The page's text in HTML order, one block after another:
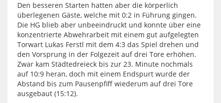
Den besseren Starten hatten aber die körperlich
überlegenen Gäste, welche mit 0:2 in Führung gingen.
Die HG blieb aber unbeeindruckt und konnte über eine
konzentrierte Abwehrarbeit mit einem gut aufgelegten
Torwart Lukas Ferstl mit dem 4:3 das Spiel drehen und
den Vorsprung in der Folgezeit auf drei Tore erhöhen.
Zwar kam Städtedreieck bis zur 23. Minute nochmals
auf 10:9 heran, doch mit einem Endspurt wurde der
Abstand bis zum Pausenpfiff wiederum auf drei Tore
ausgebaut (15:12).